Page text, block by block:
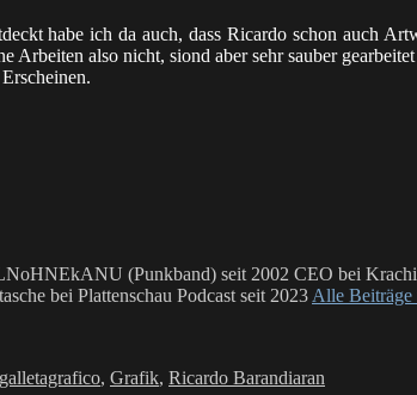
habe ich da auch, dass Ricardo schon auch
also nicht, siond aber sehr sauber
(Punkband) seit 2002 CEO bei
bei Plattenschau Podcast seit 2023 Alle Beiträge
galletagrafico, Grafik, Ricardo Barandiaran